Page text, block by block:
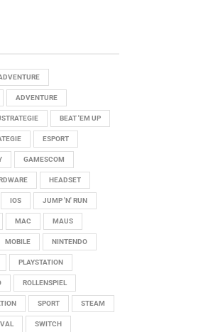
ADVENTURE
BEAT 'EM UP
ESPORT
GAMESCOM
HEADSET
IOS JUMP 'N' RUN
MAC MAUS
MOBILE NINTENDO
PLAYSTATION
ROLLENSPIEL
SPORT STEAM
SWITCH